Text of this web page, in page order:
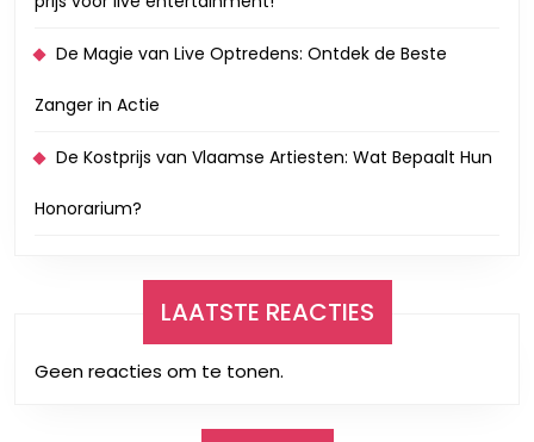
De Magie van Live Optredens: Ontdek de Beste
Zanger in Actie
De Kostprijs van Vlaamse Artiesten: Wat Bepaalt Hun
Honorarium?
LAATSTE REACTIES
Geen reacties om te tonen.